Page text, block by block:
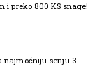
i preko 800 KS snage!
najmoćniju seriju 3